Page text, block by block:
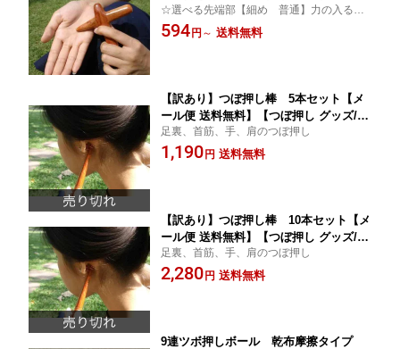
サイズ【メール便 送料無料】【ツボ押
し グッズ/つぼ押し グッズ/ツボ押し/マ
☆選べる先端部【細め 普通】力の入るマ
ルチタイプ
594円 ～ 送料無料
【訳あり】つぼ押し棒 5本セット【メ
ール便 送料無料】【つぼ押し グッズ/ツ
ボ押し グッズ/ツボ押し棒/マッサージ
器/タイマッサージ/足つぼ/足裏マッサー
足裏、首筋、手、肩のつぼ押し
1,190円 送料無料
【訳あり】つぼ押し棒 10本セット【メ
ール便 送料無料】【つぼ押し グッズ/ツ
ボ押し グッズ/ツボ押し棒/マッサージ
器/タイマッサージ/足つぼ/足裏マッサー
足裏、首筋、手、肩のつぼ押し
2,280円 送料無料
9連ツボ押しボール 乾布摩擦タイプ